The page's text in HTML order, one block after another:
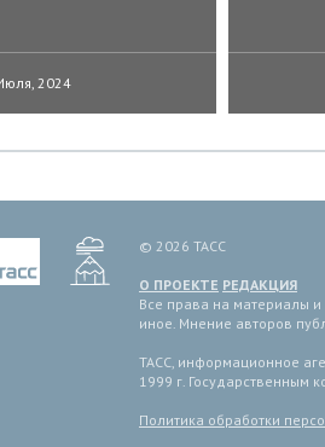
2024
© 2026 ТАСС
О ПРОЕКТЕ РЕДАКЦИЯ
Все права на материалы
иное. Мнение авторов
ТАСС, информационное
1999 г. Государственным
Политика обработки